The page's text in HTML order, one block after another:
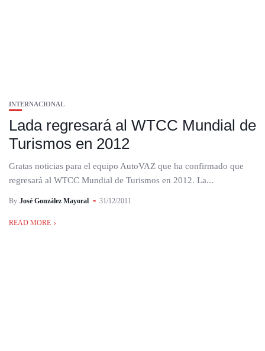
INTERNACIONAL
Lada regresará al WTCC Mundial de
Turismos en 2012
Gratas noticias para el equipo AutoVAZ que ha confirmado que
regresará al WTCC Mundial de Turismos en 2012. La...
By José González Mayoral 31/12/2011
READ MORE